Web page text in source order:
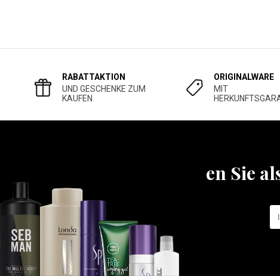
RABATTAKTION
UND GESCHENKE ZUM
KAUFEN
ORIGINALWARE
MIT
Erfahren Sie